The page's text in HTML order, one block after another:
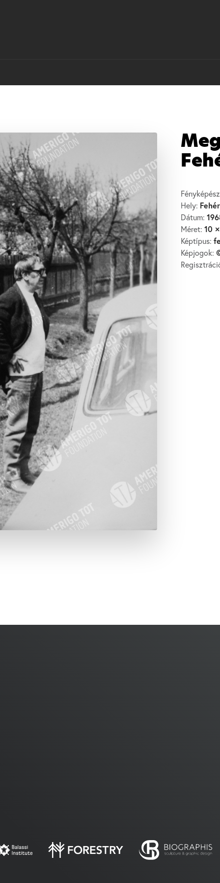
Hely:
Dátum:
Méret: 10
Képtípus:
Képjogok: